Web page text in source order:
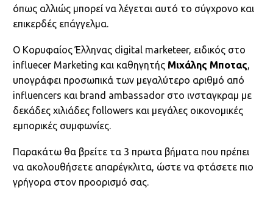
όπως αλλιώς μπορεί να λέγεται αυτό το σύγχρονο και
επικερδές επάγγελμα.
Ο Κορυφαίος Έλληνας digital marketeer, ειδικός στο
influecer Marketing και καθηγητής Μιχάλης Μποτας,
υπογράφει προσωπικά των μεγαλύτερο αριθμό από
influencers και brand ambassador στο ινσταγκραμ με
δεκάδες χιλιάδες followers και μεγάλες οικονομικές
εμπορικές συμφωνίες.
Παρακάτω θα βρείτε τα 3 πρωτα βήματα που πρέπει
να ακολουθήσετε απαρέγκλιτα, ώστε να φτάσετε πιο
γρήγορα στον προορισμό σας.